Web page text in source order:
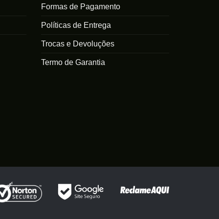
Formas de Pagamento
Políticas de Entrega
Trocas e Devoluções
Termo de Garantia